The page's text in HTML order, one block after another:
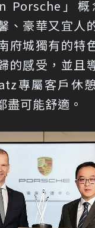
Porsche」
、豪華又宜人
府城獨有的特
的感受，並且
專屬客戶休
盡可能舒適。